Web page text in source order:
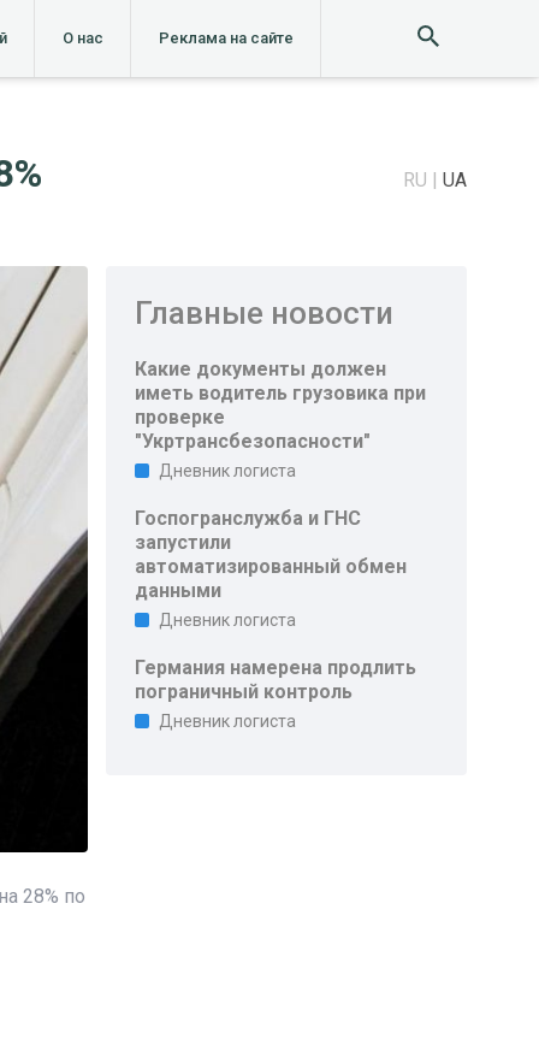
О нас Реклама на сайте
RU UA
28% по
Главные новости
Какие документы должен
иметь водитель грузовика при
проверке
"Укртрансбезопасности"
Дневник логиста
Госпогранслужба и ГНС
запустили
автоматизированный обмен
данными
Дневник логиста
Германия намерена продлить
пограничный контроль
Дневник логиста